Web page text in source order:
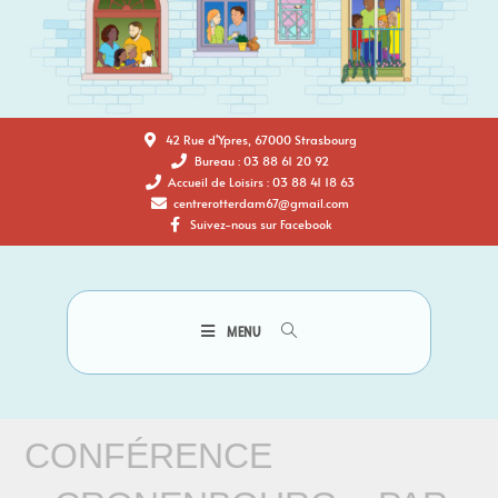
42 Rue d'Ypres, 67000 Strasbourg
Bureau : 03 88 61 20 92
Accueil de Loisirs : 03 88 41 18 63
centrerotterdam67@gmail.com
Suivez-nous sur Facebook
MENU
CONFÉRENCE